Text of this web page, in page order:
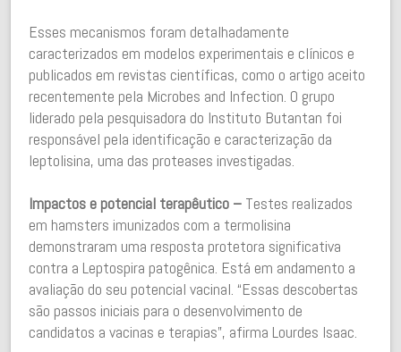
Esses mecanismos foram detalhadamente
caracterizados em modelos experimentais e clínicos e
publicados em revistas científicas, como o artigo aceito
recentemente pela Microbes and Infection. O grupo
liderado pela pesquisadora do Instituto Butantan foi
responsável pela identificação e caracterização da
leptolisina, uma das proteases investigadas.
Impactos e potencial terapêutico – Testes realizados
em hamsters imunizados com a termolisina
demonstraram uma resposta protetora significativa
contra a Leptospira patogênica. Está em andamento a
avaliação do seu potencial vacinal. “Essas descobertas
são passos iniciais para o desenvolvimento de
candidatos a vacinas e terapias”, afirma Lourdes Isaac.